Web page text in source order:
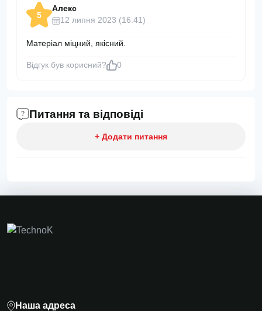
5
Алекс
12 липня 2023 (16:41)
Матеріал міцний, якісний.
Відгук був корисний? 0
Питання та відповіді
+ Додати питання
Наша адреса